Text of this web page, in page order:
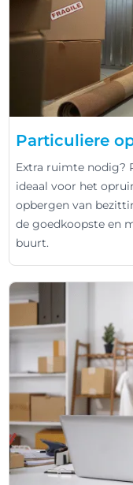
Particuliere
Extra ruimte nodig?
ideaal voor het
opbergen van
de goedkoopste en
buurt.